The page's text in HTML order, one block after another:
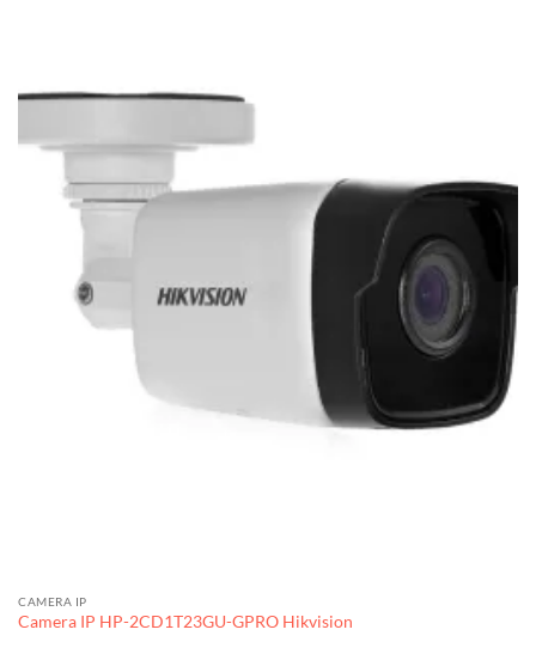
CAMERA IP
Camera IP HP-2CD1T23GU-GPRO Hikvision